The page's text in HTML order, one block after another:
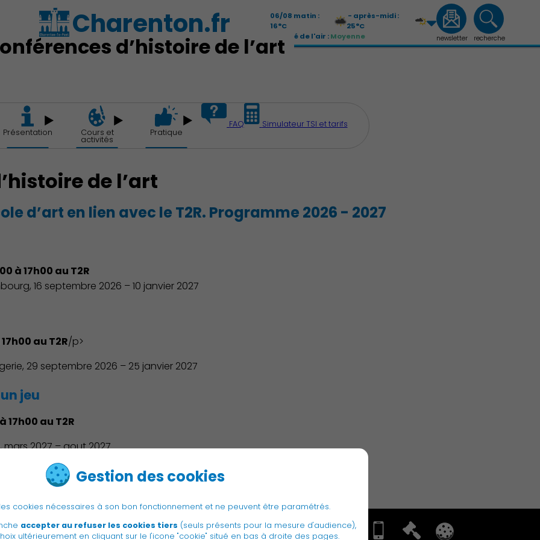
Gestion des cookies
cookies nécessaires à son bon fonctionnement et ne peuvent être paramétrés.
accepter au refuser les cookies tiers (seuls présents pour la mesure d'audience),
ultérieurement en cliquant sur le l'icone "cookie" situé en bas à droite des pages.
Culture Publication des actes
Charenton.fr
06/08 matin :
16°C
- après-midi :
25°C
Qualité de l'air :Moyenne
07/08 matin :
newsletter recherche
d’histoire de l’art
Présentation
Cours et
activités
Pratique
FAQ Simulateur TSI et tarifs
de l’art
d’art en lien avec le T2R. Programme 2026 - 2027
à 17h00 au T2R
16 septembre 2026 – 10 janvier 2027
au T2R/p>
29 septembre 2026 – 25 janvier 2027
jeu
17h00 au T2R
mars 2027 – aout 2027
Contactez nous